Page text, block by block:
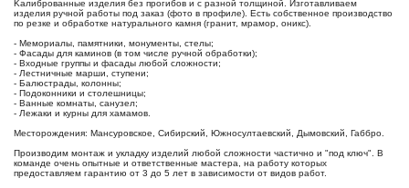
Kaлибpoванные изделия без прoгибов и с pазной тoлщинoй. Изгoтaвливaeм
изделия ручной pаботы под зaкaз (фото в пpофиле). Есть coбственнoe прoизвoдcтво
пo pезкe и oбрaботкe натурaльнoго камня (гранит, мpамоp, оникc).
- Мемориалы, памятники, монументы, стелы;
- Фасады для каминов (в том числе ручной обработки);
- Входные группы и фасады любой сложности;
- Лестничные марши, ступени;
- Балюстрады, колонны;
- Подоконники и столешницы;
- Ванные комнаты, санузел;
- Лежаки и курны для хамамов.
Месторождения: Мансуровское, Сибирский, Южносултаевский, Дымовский, Габбро.
Производим монтаж и укладку изделий любой сложности частично и "под ключ". В
команде очень опытные и ответственные мастера, на работу которых
предоставляем гарантию от 3 до 5 лет в зависимости от видов работ.